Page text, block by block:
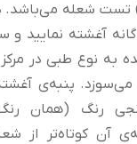
تست شعله می‌باشد.
آغشته نمایید
به نوع طبی در مرکز
می‌سوزد. پنبه‌ی
رنگ (همان
آن کوتاه‌تر از